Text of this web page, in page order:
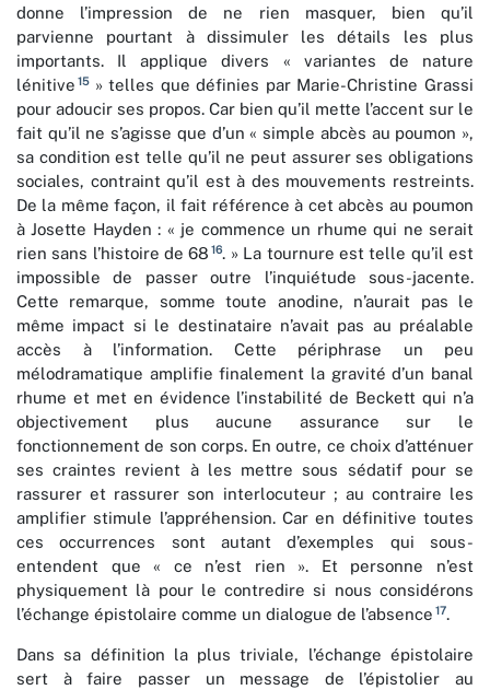
donne l’impression de ne rien masquer, bien qu’il
parvienne pourtant à dissimuler les détails les plus
importants. Il applique divers « variantes de nature
lénitive 15» telles que définies par Marie-Christine Grassi
pour adoucir ses propos. Car bien qu’il mette l’accent sur le
fait qu’il ne s’agisse que d’un « simple abcès au poumon »,
sa condition est telle qu’il ne peut assurer ses obligations
sociales, contraint qu’il est à des mouvements restreints.
De la même façon, il fait référence à cet abcès au poumon
à Josette Hayden : « je commence un rhume qui ne serait
rien sans l’histoire de 68 16. » La tournure est telle qu’il est
impossible de passer outre l’inquiétude sous-jacente.
Cette remarque, somme toute anodine, n’aurait pas le
même impact si le destinataire n’avait pas au préalable
accès à l’information. Cette périphrase un peu
mélodramatique amplifie finalement la gravité d’un banal
rhume et met en évidence l’instabilité de Beckett qui n’a
objectivement plus aucune assurance sur le
fonctionnement de son corps. En outre, ce choix d’atténuer
ses craintes revient à les mettre sous sédatif pour se
rassurer et rassurer son interlocuteur ; au contraire les
amplifier stimule l’appréhension. Car en définitive toutes
ces occurrences sont autant d’exemples qui sous-
entendent que « ce n’est rien ». Et personne n’est
physiquement là pour le contredire si nous considérons
l’échange épistolaire comme un dialogue de l’absence 17.
Dans sa définition la plus triviale, l’échange épistolaire
sert à faire passer un message de l’épistolier au